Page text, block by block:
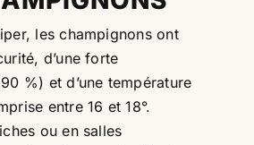
les champignons ont
d’une forte
%) et d’une température
entre 16 et 18°.
ou en salles